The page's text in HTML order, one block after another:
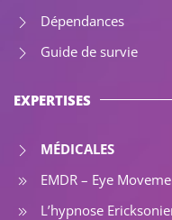
Dépendances
Guide de survie
EXPERTISES
MÉDICALES
EMDR – Eye
L’hypnose